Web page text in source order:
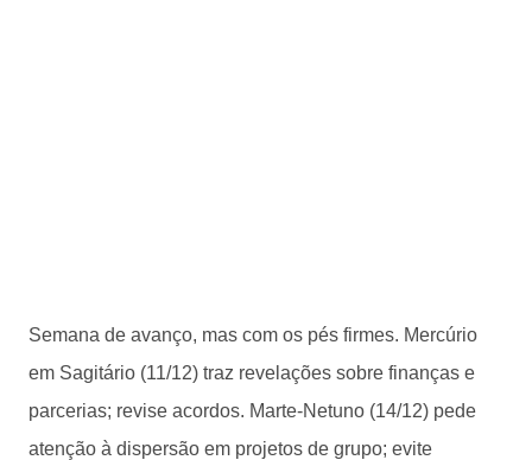
Semana de avanço, mas com os pés firmes. Mercúrio
em Sagitário (11/12) traz revelações sobre finanças e
parcerias; revise acordos. Marte-Netuno (14/12) pede
atenção à dispersão em projetos de grupo; evite